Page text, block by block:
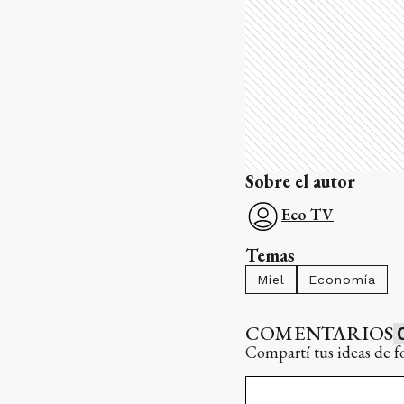
Sobre el autor
Eco TV
Temas
Miel Economía
COMENTARIOS
Compartí tus ideas de